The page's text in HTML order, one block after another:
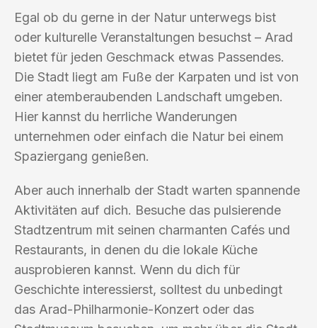
Egal ob du gerne in der Natur unterwegs bist
oder kulturelle Veranstaltungen besuchst – Arad
bietet für jeden Geschmack etwas Passendes.
Die Stadt liegt am Fuße der Karpaten und ist von
einer atemberaubenden Landschaft umgeben.
Hier kannst du herrliche Wanderungen
unternehmen oder einfach die Natur bei einem
Spaziergang genießen.
Aber auch innerhalb der Stadt warten spannende
Aktivitäten auf dich. Besuche das pulsierende
Stadtzentrum mit seinen charmanten Cafés und
Restaurants, in denen du die lokale Küche
ausprobieren kannst. Wenn du dich für
Geschichte interessierst, solltest du unbedingt
das Arad-Philharmonie-Konzert oder das